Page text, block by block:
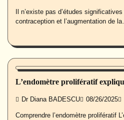
Il n’existe pas d’études
contraception et l’augmentation de
Santé des femmes
L’endomètre prolifératif
Dr Diana BADESCU 08/26/2025
Comprendre l’endomètre prolifératif